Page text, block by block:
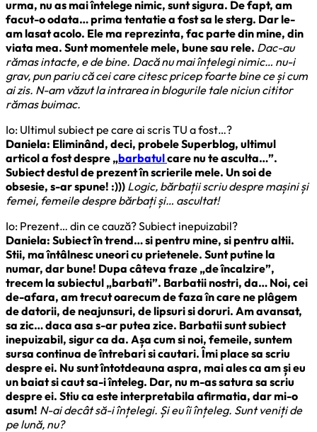
urma, nu as mai întelege nimic, sunt sigura. De fapt, am
facut-o odata… prima tentatie a fost sa le sterg. Dar le-
am lasat acolo. Ele ma reprezinta, fac parte din mine, din
viata mea. Sunt momentele mele, bune sau rele. Dac-au
rămas intacte, e de bine. Dacă nu mai înțelegi nimic… nu-i
grav, pun pariu că cei care citesc pricep foarte bine ce și cum
ai zis. N-am văzut la intrarea in blogurile tale niciun cititor
rămas buimac.
Io: Ultimul subiect pe care ai scris TU a fost…?
Daniela: Eliminând, deci, probele Superblog, ultimul
articol a fost despre „barbatulcare nu te asculta…”.
Subiect destul de prezent în scrierile mele. Un soi de
obsesie, s-ar spune! :))) Logic, bărbații scriu despre mașini și
femei, femeile despre bărbați și… ascultat!
Io: Prezent… din ce cauză? Subiect inepuizabil?
Daniela: Subiect în trend… si pentru mine, si pentru altii.
Stii, ma întâlnesc uneori cu prietenele. Sunt putine la
numar, dar bune! Dupa câteva fraze „de încalzire”,
trecem la subiectul „barbati”. Barbatii nostri, da… Noi, cei
de-afara, am trecut oarecum de faza în care ne plâgem
de datorii, de neajunsuri, de lipsuri si doruri. Am avansat,
sa zic… daca asa s-ar putea zice. Barbatii sunt subiect
inepuizabil, sigur ca da. Așa cum si noi, femeile, suntem
sursa continua de întrebari si cautari. Îmi place sa scriu
despre ei. Nu sunt întotdeauna aspra, mai ales ca am și eu
un baiat si caut sa-i înteleg. Dar, nu m-as satura sa scriu
despre ei. Stiu ca este interpretabila afirmatia, dar mi-o
asum! N-ai decât să-i înțelegi. Și eu îi înțeleg. Sunt veniți de
pe lună, nu?